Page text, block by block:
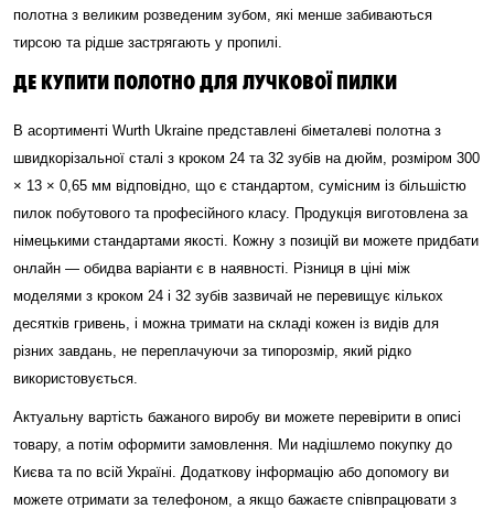
полотна з великим розведеним зубом, які менше забиваються
тирсою та рідше застрягають у пропилі.
ДЕ КУПИТИ ПОЛОТНО ДЛЯ ЛУЧКОВОЇ ПИЛКИ
В асортименті Wurth Ukraine представлені біметалеві полотна з
швидкорізальної сталі з кроком 24 та 32 зубів на дюйм, розміром 300
× 13 × 0,65 мм відповідно, що є стандартом, сумісним із більшістю
пилок побутового та професійного класу. Продукція виготовлена за
німецькими стандартами якості. Кожну з позицій ви можете придбати
онлайн — обидва варіанти є в наявності. Різниця в ціні між
моделями з кроком 24 і 32 зубів зазвичай не перевищує кількох
десятків гривень, і можна тримати на складі кожен із видів для
різних завдань, не переплачуючи за типорозмір, який рідко
використовується.
Актуальну вартість бажаного виробу ви можете перевірити в описі
товару, а потім оформити замовлення. Ми надішлемо покупку до
Києва та по всій Україні. Додаткову інформацію або допомогу ви
можете отримати за телефоном, а якщо бажаєте співпрацювати з